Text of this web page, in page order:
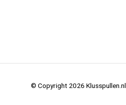
© Copyright 2026 Klusspullen.nl